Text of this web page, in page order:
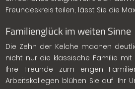
Freundeskreis teilen, lässt Sie die
Familienglück im weiten Sinne
Die Zehn der Kelche machen
nicht nur die klassische Familie
Ihre Freunde zum engen
Arbeitskollegen blühen Sie auf. Ihr